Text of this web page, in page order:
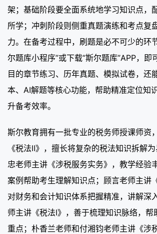
架；基础阶段要全面系统地学习知识点，
所学；冲刺阶段则侧重真题演练和考点复
力。在备考过程中，刷题是必不可少的环
尔题库小程序”或下载“斯尔题库”APP，即
目的章节练习、历年真题、模拟试卷，还
本、AI解题等核心功能，帮助精准定位知
升备考效率。
斯尔教育拥有一批专业的税务师授课师资
《税法Ⅱ》，擅长将复杂的税法知识拆解
忠老师主讲《涉税服务实务》，教学经验
案例帮助考生理解知识点；顾言老师主讲
对财务和会计知识体系把握精准，讲解深
师主讲《税法Ⅰ》，善于梳理知识脉络，帮
重点；朴香兰老师和付湘钧老师主讲《涉